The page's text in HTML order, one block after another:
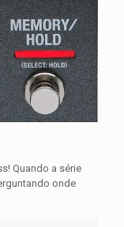
Quando a série
onde